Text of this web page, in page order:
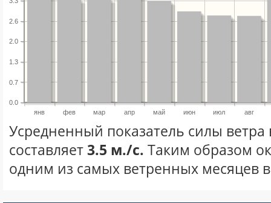
янв фев мар апр май июн июл авг
0.0
0.7
1.3
2.0
2.6
Усредненный показатель силы ветра
составляет3.5 м./с. Таким образом
одним из самых ветренных месяцев в